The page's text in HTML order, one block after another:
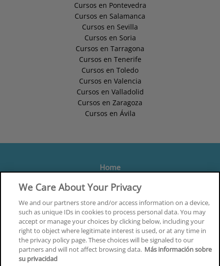
Cursos en Pontevedra
Cursos en Salamanca
Cursos en Sevilla
Cursos en Soria
Cursos en Tarragona
Cursos en Tenerife
Cursos en Toledo
Cursos en Valencia
Cursos en Valladolid
Cursos en Zaragoza
Cursos en Ávila
Home
Formación
Centros
Orientación
Quiénes somos
Contacta
We Care About Your Privacy
We and our partners store and/or access information on a device,
such as unique IDs in cookies to process personal data. You may
accept or manage your choices by clicking below, including your
right to object where legitimate interest is used, or at any time in
the privacy policy page. These choices will be signaled to our
partners and will not affect browsing data. Más información sobre
su privacidad